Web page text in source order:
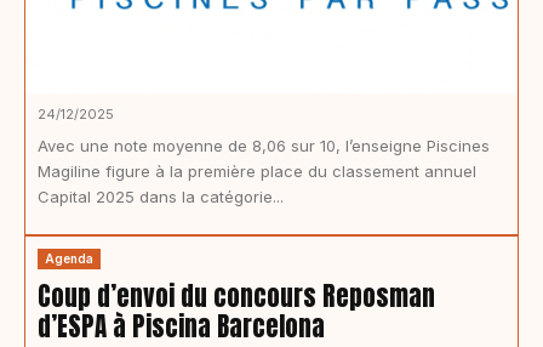
24/12/2025
Avec une note moyenne de 8,06 sur 10, l’enseigne Piscines
Magiline figure à la première place du classement annuel
Capital 2025 dans la catégorie...
Agenda
Coup d’envoi du concours Reposman
d’ESPA à Piscina Barcelona